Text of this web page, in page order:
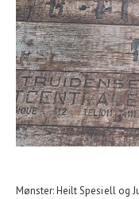
Mønster: Heilt Spesiell og